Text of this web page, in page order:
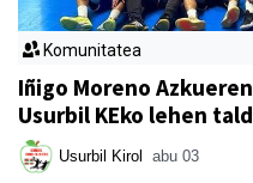
Komunitatea
Iñigo Moreno
Usurbil KEko lehen
Usurbil Kirol abu 03